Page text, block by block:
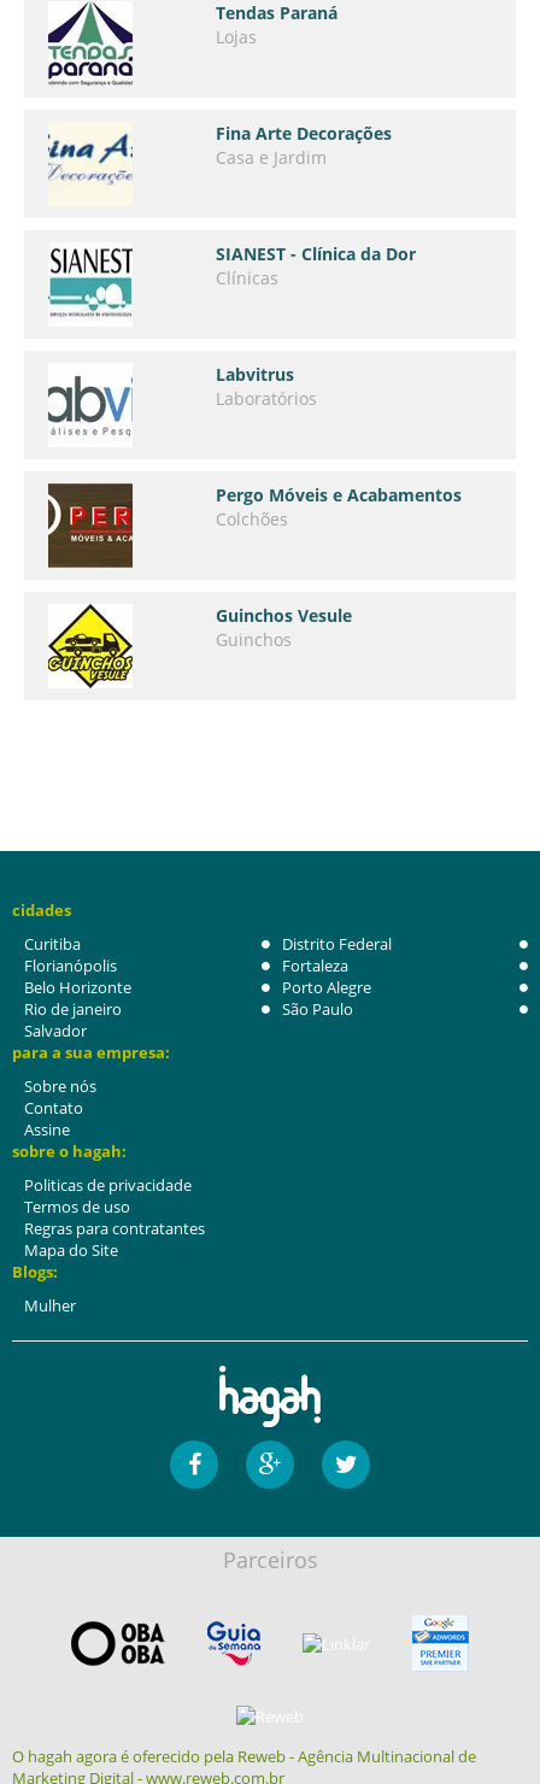
Tendas Paraná
Lojas
Fina Arte Decorações
Casa e Jardim
SIANEST - Clínica da Dor
Clínicas
Labvitrus
Laboratórios
Pergo Móveis e Acabamentos
Colchões
Guinchos Vesule
Guinchos
cidades
Curitiba
Distrito Federal
Florianópolis
Fortaleza
Belo Horizonte
Porto Alegre
Rio de janeiro
São Paulo
Salvador
para a sua empresa:
Sobre nós
Contato
Assine
sobre o hagah:
Politicas de privacidade
Termos de uso
Regras para contratantes
Mapa do Site
Blogs:
Mulher
Parceiros
O hagah agora é oferecido pela Reweb - Agência Multinacional de
Marketing Digital - www.reweb.com.br